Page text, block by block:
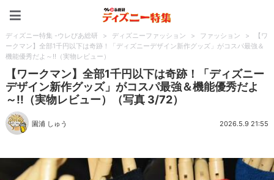
ディズニー特集 -ウレぴあ総研 > ディズニーファッション > ファッション >
【ワ
ークマン】全部1千円以下は奇跡！「ディズニーデザイン新作グッズ」がコスパ最強＆
機能優秀だよ～!!（実物レビュー）
【ワークマン】全部1千円以下は奇跡！「ディズニー
デザイン新作グッズ」がコスパ最強＆機能優秀だよ
～!!（実物レビュー）（写真 3/72）
園浦 しゅう 2026.5.9 21:55